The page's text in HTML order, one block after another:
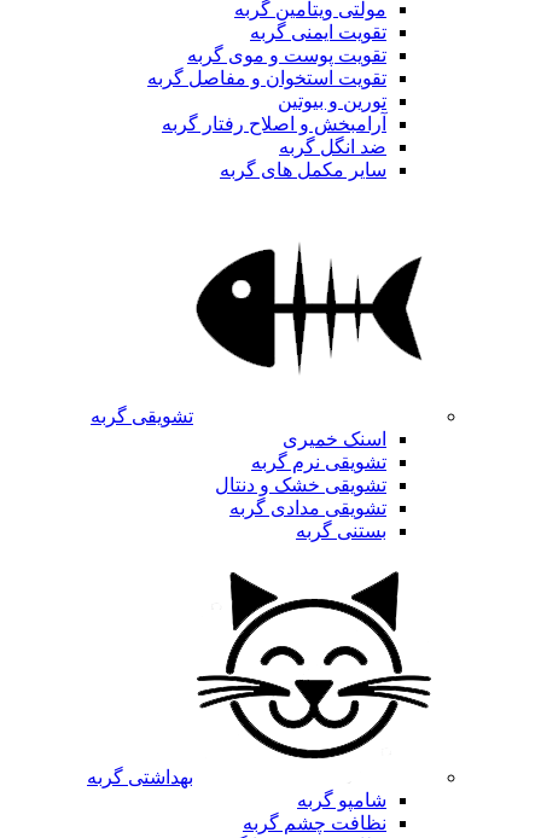
مولتی ویتامین گربه
تقویت ایمنی گربه
تقویت پوست و موی گربه
تقویت استخوان و مفاصل گربه
تورین و بیوتین
آرامبخش و اصلاح رفتار گربه
ضد انگل گربه
سایر مکمل های گربه
تشویقی گربه
اسنک خمیری
تشویقی نرم گربه
تشویقی خشک و دنتال
تشویقی مدادی گربه
بستنی گربه
بهداشتی گربه
شامپو گربه
نظافت چشم گربه